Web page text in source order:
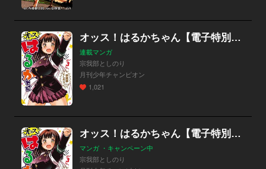
オッス！はるかちゃん【電子特別版】
連載マンガ
宗我部としのり
月刊少年チャンピオン
1,021
オッス！はるかちゃん【電子特別版】
マンガ ・キャンペーン中
宗我部としのり